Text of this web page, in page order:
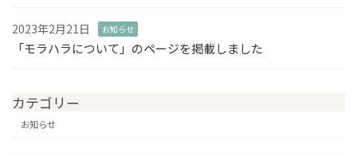
2023年2月21日 お知らせ
「モラハラについて」のページを掲載しました
カテゴリー
お知らせ